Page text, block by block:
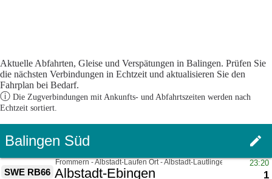
Aktuelle Abfahrten, Gleise und Verspätungen in Balingen. Prüfen Sie
die nächsten Verbindungen in Echtzeit und aktualisieren Sie den
Fahrplan bei Bedarf.
ⓘ Die Zugverbindungen mit Ankunfts- und Abfahrtszeiten werden nach
Echtzeit sortiert.